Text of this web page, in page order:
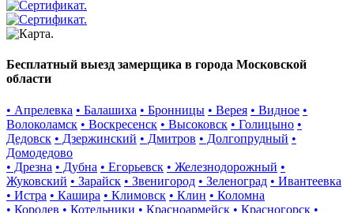
Бесплатный выезд замерщика в города Московской
области
• Апрелевка • Балашиха • Бронницы • Верея • Видное •
Волоколамск • Воскресенск • Высоковск • Голицыно •
Дедовск • Дзержинский • Дмитров • Долгопрудный •
Домодедово
• Дрезна • Дубна • Егорьевск • Железнодорожный •
Жуковский • Зарайск • Звенигород • Зеленоград • Ивантеевка
• Истра • Кашира • Климовск • Клин • Коломна
• Королев • Котельники • Красноармейск • Красногорск •